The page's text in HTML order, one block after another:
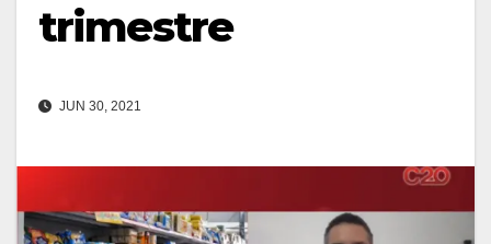
trimestre
JUN 30, 2021